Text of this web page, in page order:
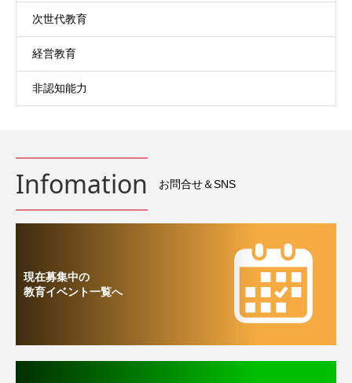
次世代教育
経営教育
非認知能力
Infomation お問合せ＆SNS
現在募集中の
教育イベント一覧へ